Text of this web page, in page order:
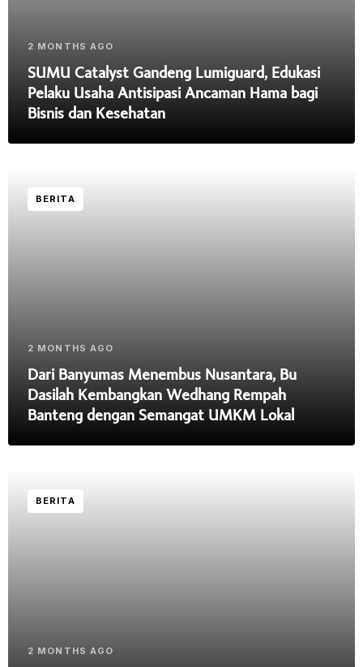
2 MONTHS AGO
SUMU Catalyst Gandeng Lumiguard, Edukasi
Pelaku Usaha Antisipasi Ancaman Hama bagi
Bisnis dan Kesehatan
BERITA
2 MONTHS AGO
Dari Banyumas Menembus Nusantara, Bu
Dasilah Kembangkan Wedhang Rempah
Banteng dengan Semangat UMKM Lokal
BERITA
2 MONTHS AGO